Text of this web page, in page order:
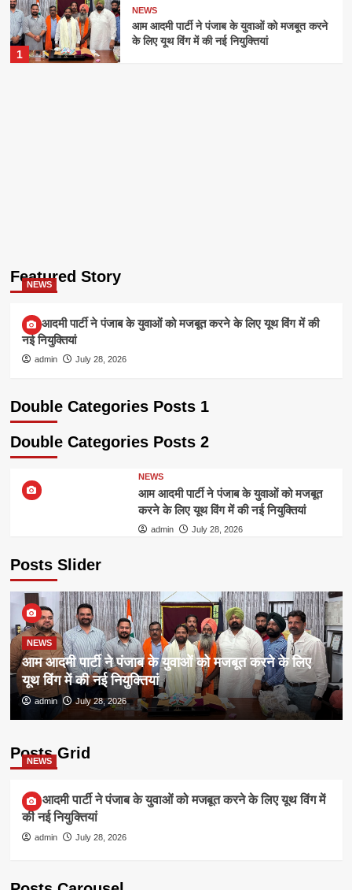
1
NEWS
आम आदमी पार्टी ने पंजाब के युवाओं को मजबूत करने
के लिए यूथ विंग में की नई नियुक्तियां
Featured Story
NEWS
आम आदमी पार्टी ने पंजाब के युवाओं को मजबूत करने के लिए यूथ विंग में की
नई नियुक्तियां
admin July 28, 2026
Double Categories Posts 1
Double Categories Posts 2
NEWS
आम आदमी पार्टी ने पंजाब के युवाओं को मजबूत
करने के लिए यूथ विंग में की नई नियुक्तियां
admin July 28, 2026
Posts Slider
NEWS
आम आदमी पार्टी ने पंजाब के युवाओं को मजबूत करने के लिए
यूथ विंग में की नई नियुक्तियां
admin July 28, 2026
Posts Grid
NEWS
आम आदमी पार्टी ने पंजाब के युवाओं को मजबूत करने के लिए यूथ विंग में
की नई नियुक्तियां
admin July 28, 2026